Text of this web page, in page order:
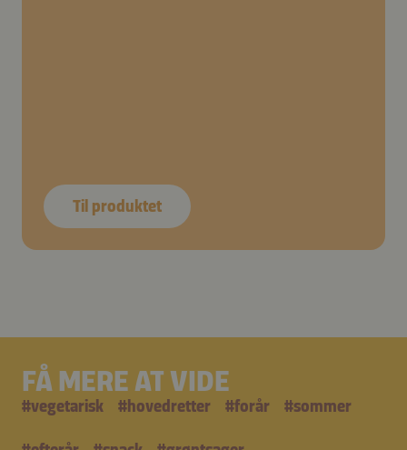
Til produktet
FÅ MERE AT VIDE
#vegetarisk #hovedretter #forår #sommer